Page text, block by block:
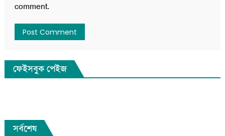
comment.
ফেইসবুক পেইজ
সর্বশেষ